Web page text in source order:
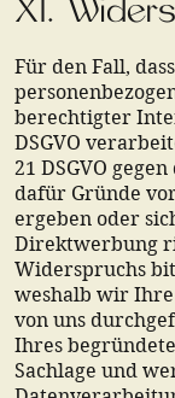
XI.
Für den Fall,
berechtigter
DSGVO
21 DSGVO
dafür Gründe
ergeben oder
Direktwerbung
Widerspruchs
weshalb wir Ihre
von uns
Ihres
Sachlage und